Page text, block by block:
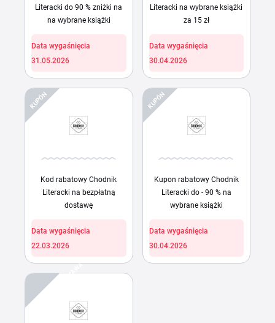
Literacki do 90 % zniżki na
na wybrane książki
Data wygaśnięcia
31.05.2026
Literacki na wybrane książki
za 15 zł
Data wygaśnięcia
30.04.2026
KUPÓN
Kod rabatowy Chodnik
Literacki na bezpłatną
dostawę
Data wygaśnięcia
22.03.2026
KUPÓN
Kupon rabatowy Chodnik
Literacki do - 90 % na
wybrane książki
Data wygaśnięcia
30.04.2026
DARMOWA DOSTAWA